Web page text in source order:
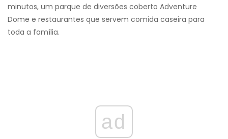
minutos, um parque de diversões coberto Adventure
Dome e restaurantes que servem comida caseira para
toda a família.
ad